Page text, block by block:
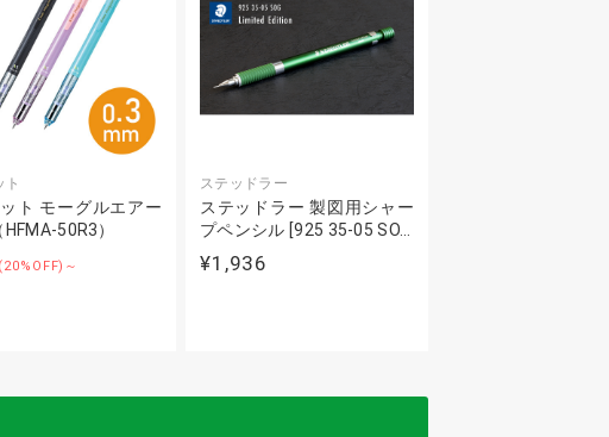
ト
ト モーグルエアー
50R3）
(20%OFF)～
ステッドラー
ステッドラー 製図用シャー
プペンシル [925 35-05 SO…
¥1,936